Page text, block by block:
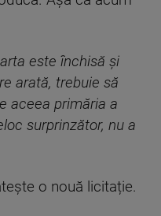
este închisă și
arată, trebuie să
aceea primăria a
surprinzător, nu a
o nouă licitație.